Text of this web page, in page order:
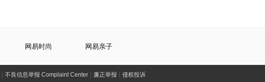
网易时尚 网易亲子
不良信息举报 Complaint Center 廉正举报 侵权投诉